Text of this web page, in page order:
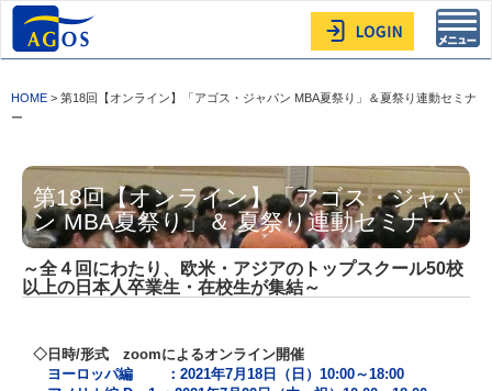
HOME > 第18回【オンライン】「アゴス・ジャパン MBA夏祭り」＆夏祭り連動セミナ
ー
第18回【オンライン】「アゴス・ジャパ
ン MBA夏祭り」＆ 夏祭り連動セミナー
～全４回にわたり、欧米・アジアのトップスクール50校
以上の日本人卒業生・在校生が集結～
◇日時/形式 zoomによるオンライン開催
ヨーロッパ編 ：2021年7月18日（日）10:00～18:00